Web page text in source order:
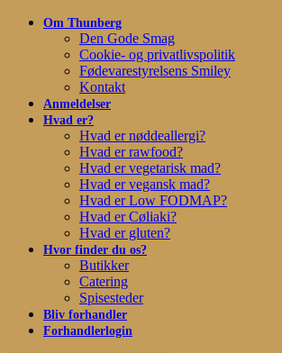
Skip
Om Thunberg
Den Gode Smag
Cookie- og privatlivspolitik
Fødevarestyrelsens Smiley
Kontakt
Anmeldelser
Hvad er?
Hvad er nøddeallergi?
Hvad er rawfood?
Hvad er vegetarisk mad?
Hvad er vegansk mad?
Hvad er Low FODMAP?
Hvad er Cøliaki?
Hvad er gluten?
Hvor finder du os?
Butikker
Catering
Spisesteder
Bliv forhandler
Forhandlerlogin